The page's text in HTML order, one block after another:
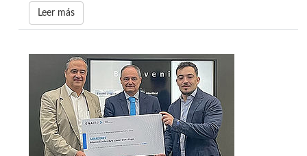
Leer más